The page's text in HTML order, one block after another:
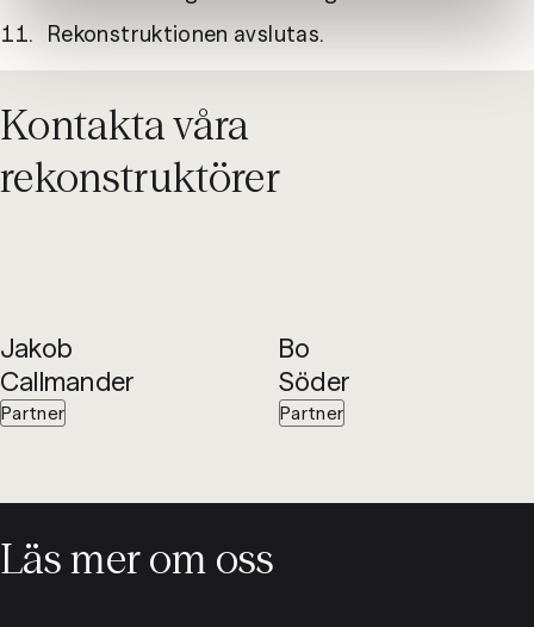
Rekonstruktionen avslutas.
Kontakta våra
rekonstruktörer
Partner
Jakob
Callmander
Partner
Bo
Söder
Läs mer om oss